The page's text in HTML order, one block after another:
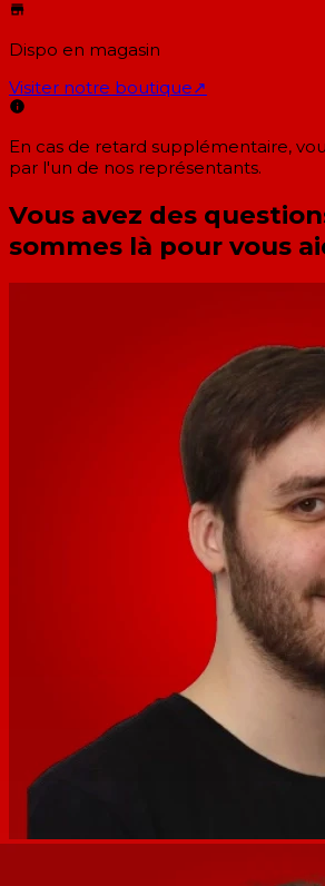
Dispo en magasin
Visiter notre boutique↗
En cas de retard supplémentaire,
par l'un de nos représentants.
Vous avez des
sommes là pour vous